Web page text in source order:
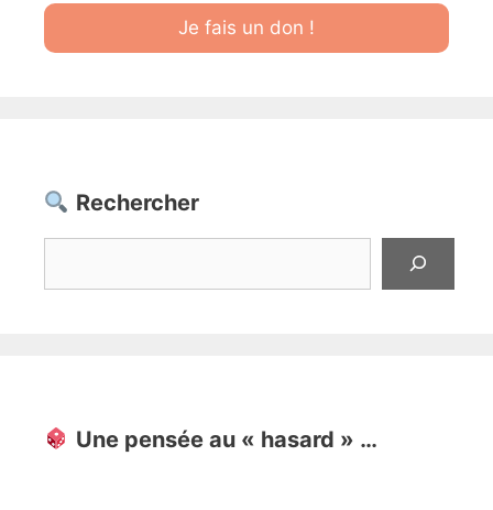
Je fais un don !
Rechercher
Une pensée au « hasard » …